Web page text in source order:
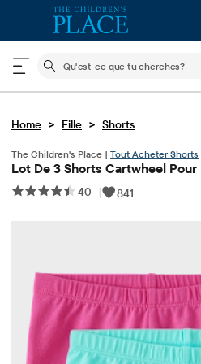
Le champ de
Home > Fille > Shorts
The Children's Place | Tout Acheter Shorts
Lot De 3 Shorts Cartwheel
40 | 841